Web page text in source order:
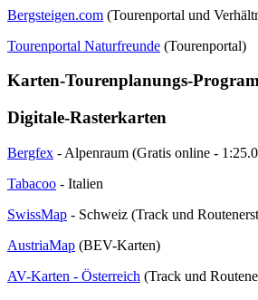
Bergsteigen.com (Tourenportal und
Tourenportal Naturfreunde (Tourenportal)
Karten-Tourenplanungs-
Digitale-Rasterkarten
Bergfex - Alpenraum (Gratis online -
Tabacoo - Italien
SwissMap - Schweiz (Track und
AustriaMap (BEV-Karten)
AV-Karten - Österreich (Track und